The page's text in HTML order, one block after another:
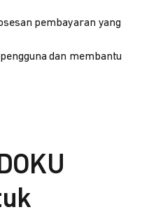
pembayaran yang
dan membantu